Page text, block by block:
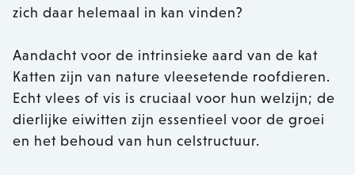
zich daar helemaal in kan vinden?
Aandacht voor de intrinsieke aard van de kat
Katten zijn van nature vleesetende roofdieren.
Echt vlees of vis is cruciaal voor hun welzijn; de
dierlijke eiwitten zijn essentieel voor de groei
en het behoud van hun celstructuur.